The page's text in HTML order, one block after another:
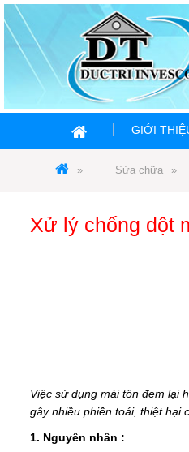
GIỚI
Sửa chữa
Xử lý chống dột
Việc sử dụng mái tôn đem lại
gây nhiều phiền toái, thiệt hại
1. Nguyên nhân :